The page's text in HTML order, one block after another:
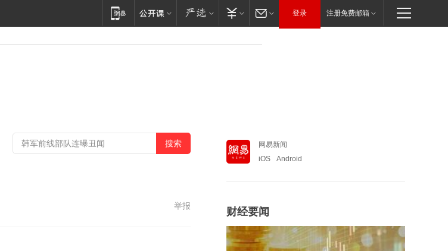
登录 注册免费邮箱
举报
网易新闻
iOS
Android
财经要闻